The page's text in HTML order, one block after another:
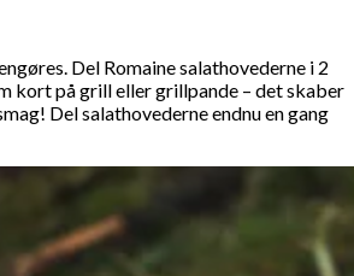
Del Romaine salathovederne i 2
kort på grill eller grillpande – det skaber
Del salathovederne endnu en gang